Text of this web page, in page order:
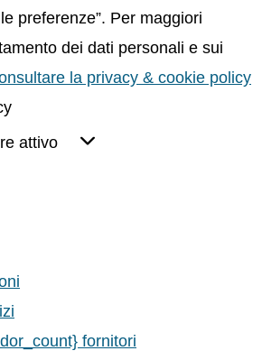
preferenze”. Per maggiori
dei dati personali e sui
la privacy & cookie policy
attivo
fornitori